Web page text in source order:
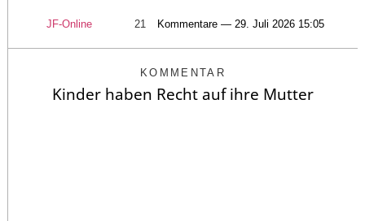
JF-Online 21 Kommentare — 29. Juli 2026 15:05
KOMMENTAR
Kinder haben Recht auf ihre Mutter